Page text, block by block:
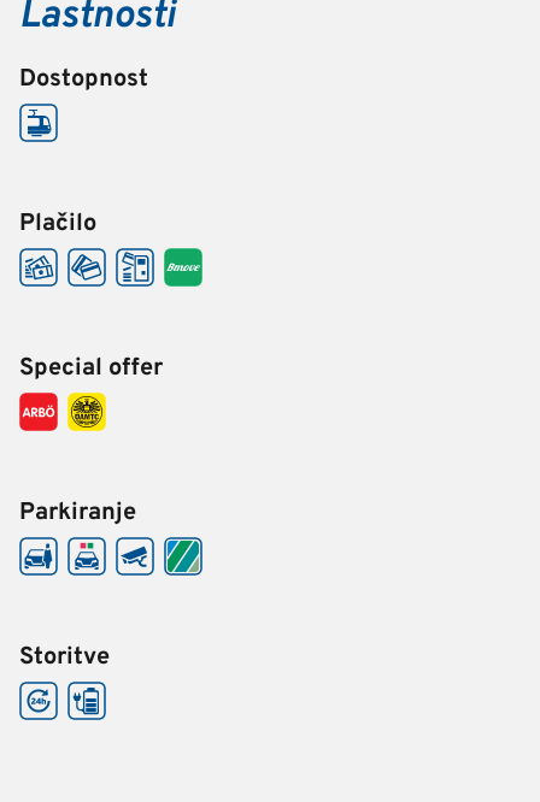
Lastnosti
Dostopnost
Plačilo
Special offer
Parkiranje
Storitve